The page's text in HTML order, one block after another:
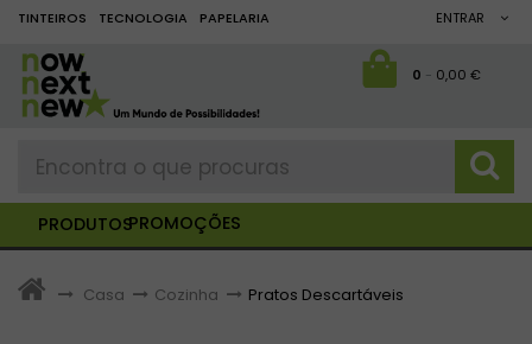
TINTEIROS TECNOLOGIA PAPELARIA ENTRAR
0 - 0,00 €
PRODUTOSPROMOÇÕES
> Casa > Cozinha > Pratos Descartáveis